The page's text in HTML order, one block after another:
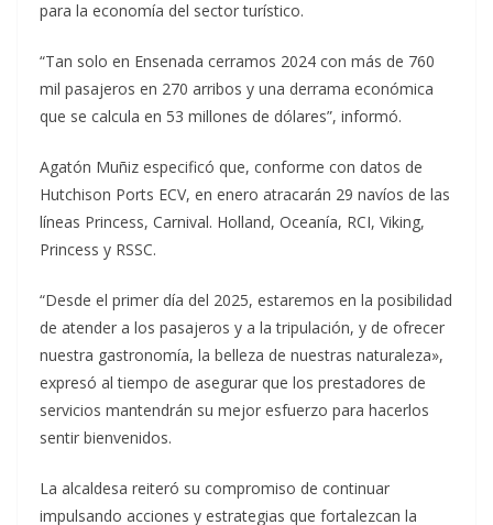
para la economía del sector turístico.
“Tan solo en Ensenada cerramos 2024 con más de 760
mil pasajeros en 270 arribos y una derrama económica
que se calcula en 53 millones de dólares”, informó.
Agatón Muñiz especificó que, conforme con datos de
Hutchison Ports ECV, en enero atracarán 29 navíos de las
líneas Princess, Carnival. Holland, Oceanía, RCI, Viking,
Princess y RSSC.
“Desde el primer día del 2025, estaremos en la posibilidad
de atender a los pasajeros y a la tripulación, y de ofrecer
nuestra gastronomía, la belleza de nuestras naturaleza»,
expresó al tiempo de asegurar que los prestadores de
servicios mantendrán su mejor esfuerzo para hacerlos
sentir bienvenidos.
La alcaldesa reiteró su compromiso de continuar
impulsando acciones y estrategias que fortalezcan la